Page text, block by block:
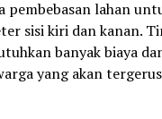
pembebasan lahan
sisi kiri dan kanan.
banyak biaya
yang akan